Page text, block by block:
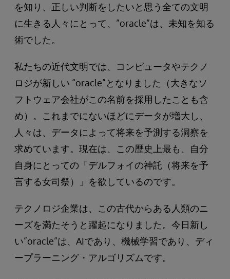
を知り、正しい判断をしたいと思う全ての文明
に生きる人々にとって、”oracle”は、未知を知る
術でした。
私たちの近代文明では、コンピュータやテクノ
ロジが新しい “oracle”となりました（大きなソ
フトウェア会社がこの名前を採用したことも含
め）。これまでにないほどにデータが増大し、
人々は、データによって将来を予測する洞察を
求めています。現在は、この歴史上最も、自分
自身にとっての「デルフォイの神託（将来を予
言する女司祭）」を欲しているのです。
テクノロジ企業は、この古代からある人類のニ
ーズを満たそうと躍起になりました。今日新し
い”oracle”は、AIであり、機械学習であり、ディ
ープラーニング・アルゴリズムです。